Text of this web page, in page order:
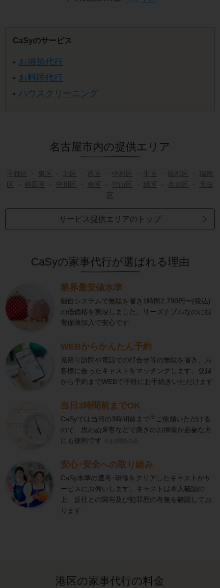
CaSyのサービス
お掃除代行
お料理代行
ハウスクリーニング
名古屋市内の提供エリア
千種区 ・ 東区 ・ 北区 ・ 西区 ・ 中村区 ・ 中区 ・ 昭和区 ・
瑞穂
区
・ 熱田区 ・ 中川区 ・ 南区 ・ 守山区 ・ 緑区 ・ 名東区 ・
天白
区
サービス提供エリアのトップ
CaSyの家事代行が選ばれる理由
業界最安値水準
独自システムで無駄を省き1時間2,790円〜(税込)
の低価格を実現しました。リーズナブルなのに損
害保険加入で安心です
WEBからかんたん予約
見積り訪問や電話での打合せ等の無駄を省き、お
客様に合ったキャストをマッチングします。登録
から予約までWEBで手軽にお手続きいただけます
当日3時間前までOK
CaSyでは当日の3時間前まで※ ご依頼いただける
ので、思わぬ来客などで急ぎのお掃除が必要な方
にも便利です ※お掃除のみ
安心･安全への取り組み
CaSy水準の選考･研修をクリアしたキャストがサ
ービスにお伺いします。キャストは本人確認の
上、反社との関与及び犯罪歴の有無を確認してお
ります
港区の家事代行の料金